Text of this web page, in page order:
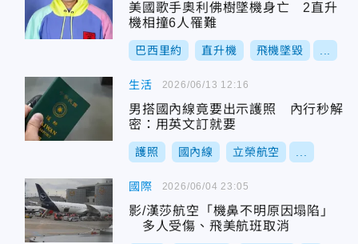
美國歌手奧利佛樹墜機身亡 2直升
機相撞6人罹難
巴西里約 直升機 飛機墜毀
生活
男搭國內線竟要出示護照 內行秒解
密：用英文訂就要
護照 國內線 立榮航空
2026/06/13 12:16
國際
影/漢莎航空「機鼻不明原因塌陷」
多人受傷、飛美航班取消
2026/06/04 23:05